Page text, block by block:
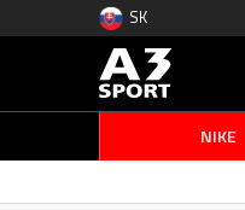
SK
NIKE